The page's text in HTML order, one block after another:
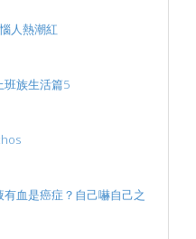
人熱潮紅
班族生活篇5
血是癌症？自己嚇自己之